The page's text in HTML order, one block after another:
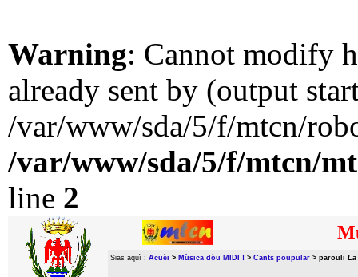
Warning: Cannot modify
already sent by (output
/var/www/sda/5/f/mtcn/
/var/www/sda/5/f/mtcn/
line 2
Sias aquì : Acuèi > Mùsica dòu MIDI ! > Cants poupular > parouli La